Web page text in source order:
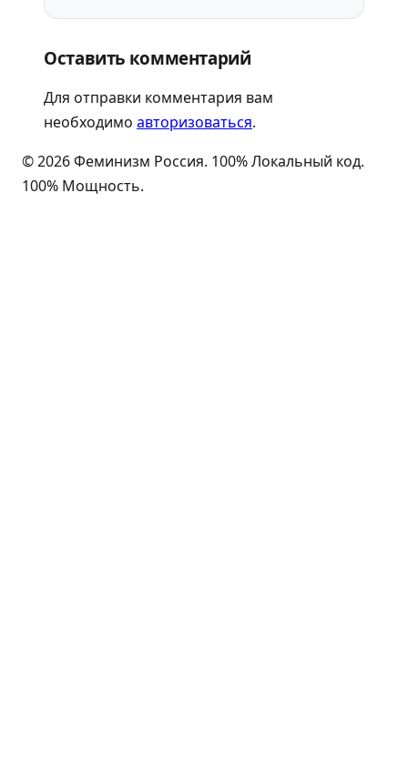
Оставить комментарий
Для отправки комментария вам
необходимо авторизоваться.
© 2026 Феминизм Россия. 100% Локальный код.
100% Мощность.